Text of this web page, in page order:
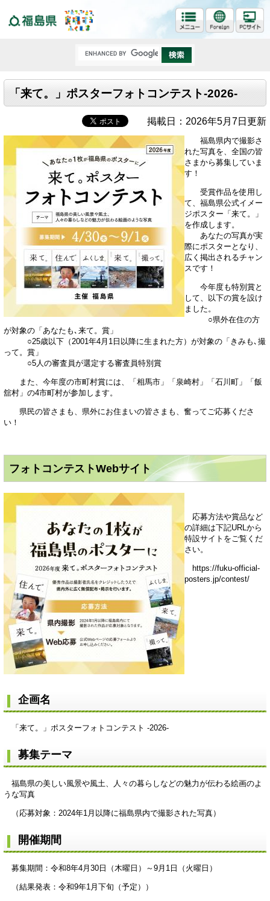
「来て。」ポスターフォトコンテスト-2026-
掲載日：2026年5月7日更新
福島県内で撮影さ
れた写真を、全国の皆
さまから募集していま
す！
受賞作品を使用し
て、福島県公式イメー
ジポスター「来て。」
を作成します。
あなたの写真が実
際にポスターとなり、
広く掲出されるチャン
スです！
今年度も特別賞と
して、以下の賞を設け
ました。
○県外在住の方
が対象の「あなたも､来て。賞」
○25歳以下（2001年4月1日以降に生まれた方）が対象の「きみも､撮
って。賞」
○5人の審査員が選定する審査員特別賞
また、今年度の市町村賞には、「相馬市」「泉崎村」「石川町」「飯
舘村」の4市町村が参加します。
県民の皆さまも、県外にお住まいの皆さまも、奮ってご応募くださ
い！
フォトコンテストWebサイト
応募方法や賞品など
の詳細は下記URLから
特設サイトをご覧くだ
さい。
https://fuku-official-
posters.jp/contest/
企画名
「来て。」ポスターフォトコンテスト -2026-
募集テーマ
福島県の美しい風景や風土、人々の暮らしなどの魅力が伝わる絵画のよ
うな写真
（応募対象：2024年1月以降に福島県内で撮影された写真）
開催期間
募集期間：令和8年4月30日（木曜日）～9月1日（火曜日）
（結果発表：令和9年1月下旬（予定））